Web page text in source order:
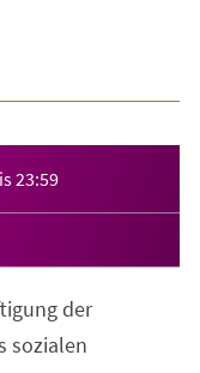
23:59
der
sozialen